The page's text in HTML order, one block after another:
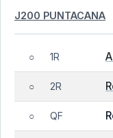
J200 PUNTACANA
○ 1R
○ 2R
○ QF